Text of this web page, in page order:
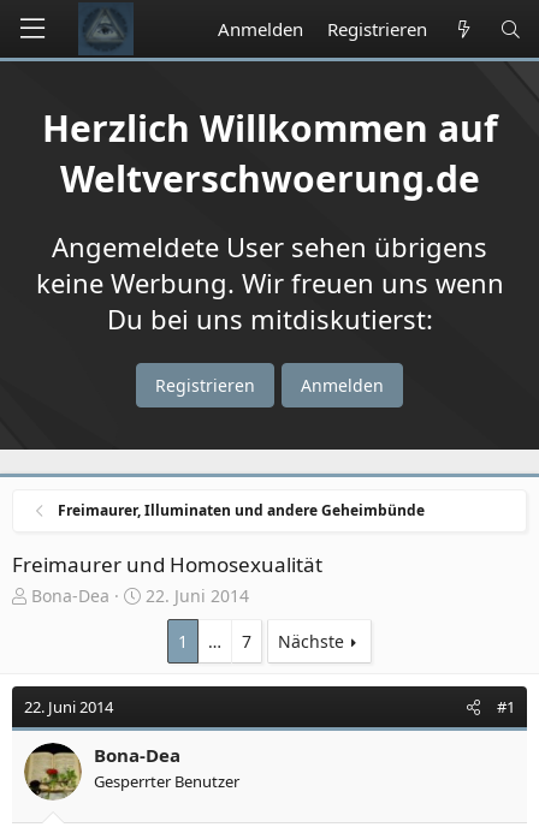
Anmelden Registrieren
Herzlich Willkommen auf
Weltverschwoerung.de
Angemeldete User sehen übrigens
keine Werbung. Wir freuen uns wenn
Du bei uns mitdiskutierst:
Registrieren Anmelden
Freimaurer, Illuminaten und andere Geheimbünde
Freimaurer und Homosexualität
E
e
l
l
e
r
Bona-Dea
E
e
l
t
a
22. Juni 2014
1
… 7 Nächste
22. Juni 2014 #1
Bona-Dea
Gesperrter Benutzer